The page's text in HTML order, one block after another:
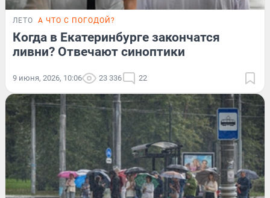
ЛЕТО А ЧТО С ПОГОДОЙ?
Когда в Екатеринбурге закончатся
ливни? Отвечают синоптики
9 июня, 2026, 10:06 23 336 22